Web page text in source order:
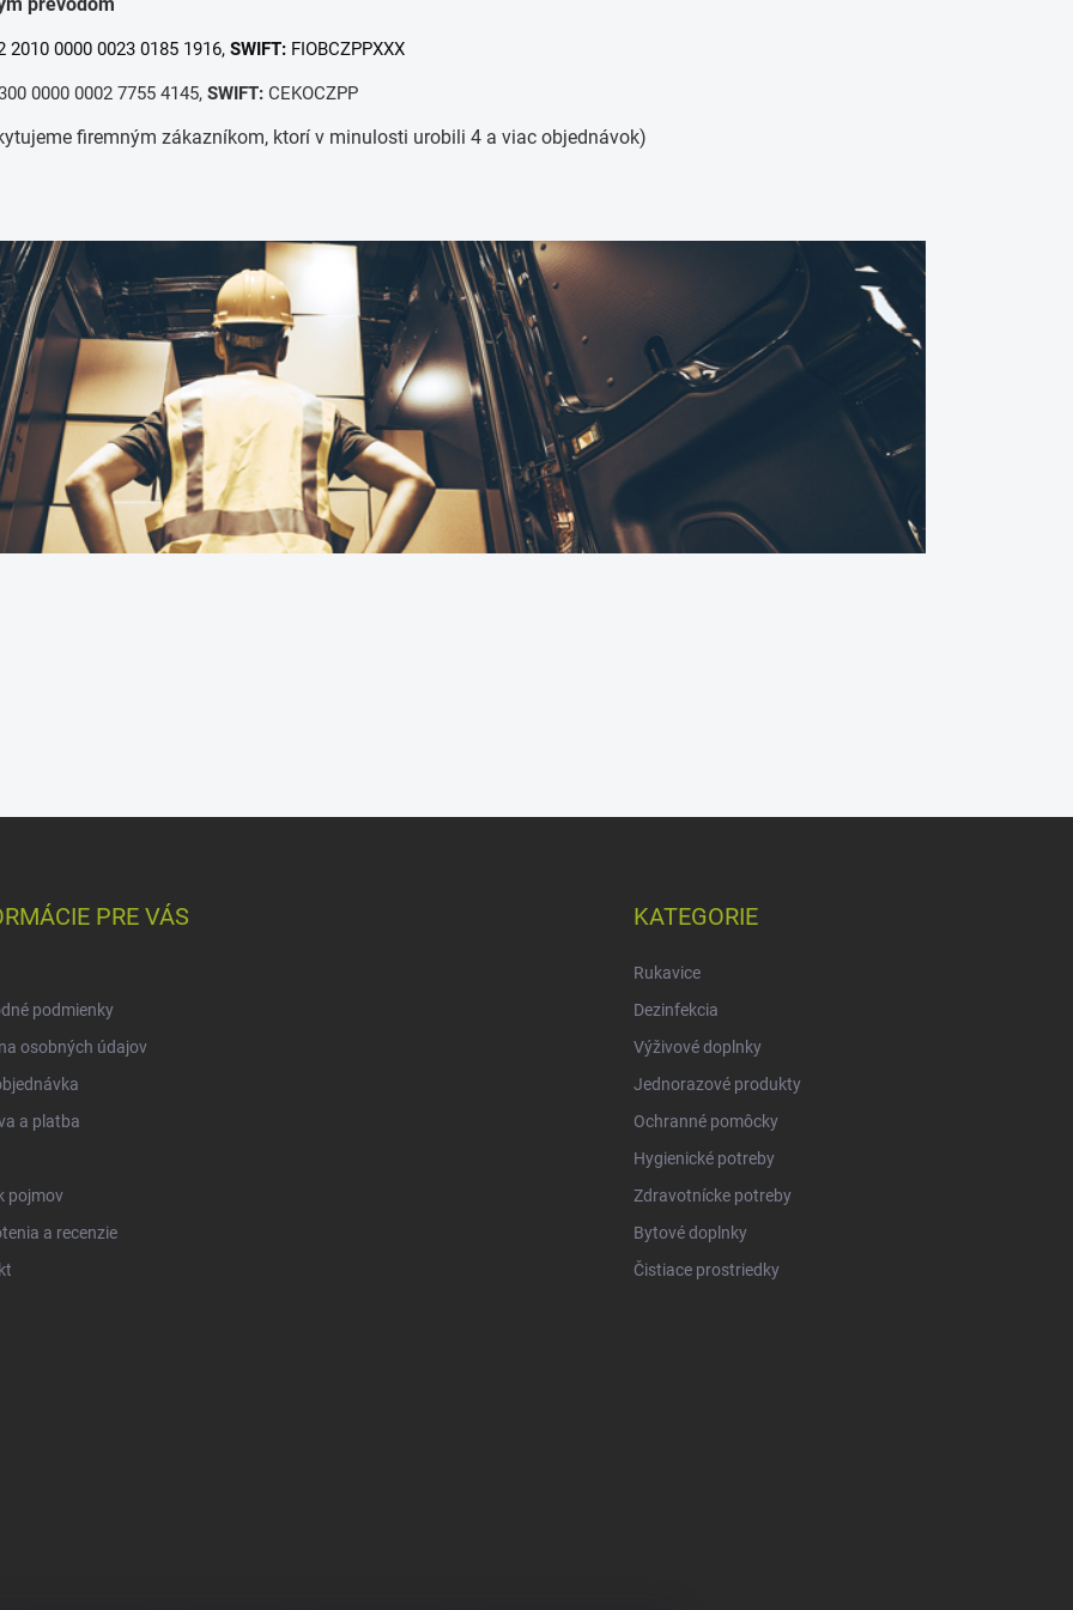
2010 0000 0023 0185 1916, SWIFT: FIOBCZPPXXX
0000 0002 7755 4145, SWIFT: CEKOCZPP
firemným zákazníkom, ktorí v minulosti urobili 4 a viac objednávok)
PRE VÁS
podmienky
osobných údajov
a platba
pojmov
a recenzie
KATEGORIE
Rukavice
Dezinfekcia
Výživové doplnky
Jednorazové produkty
Ochranné pomôcky
Hygienické potreby
Zdravotnícke potreby
Bytové doplnky
Čistiace prostriedky